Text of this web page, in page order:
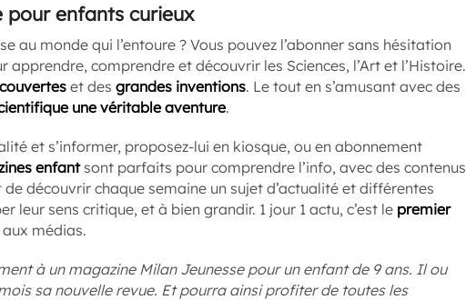
pour enfants curieux
au monde qui l’entoure ? Vous pouvez l’abonner sans hésitation
apprendre, comprendre et découvrir les Sciences, l’Art et l’Histoire.
et des grandes inventions. Le tout en s’amusant avec des
une véritable aventure.
et s’informer, proposez-lui en kiosque, ou en abonnement
enfantsont parfaits pour comprendre l’info, avec des contenus
découvrir chaque semaine un sujet d’actualité et différentes
leur sens critique, et à bien grandir. 1 jour 1 actu, c’est le premier
aux médias.
à un magazine Milan Jeunesse pour un enfant de 9 ans. Il ou
sa nouvelle revue. Et pourra ainsi profiter de toutes les